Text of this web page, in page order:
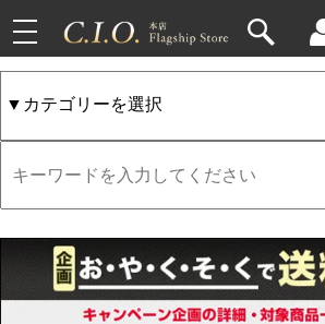
toggle
navigation